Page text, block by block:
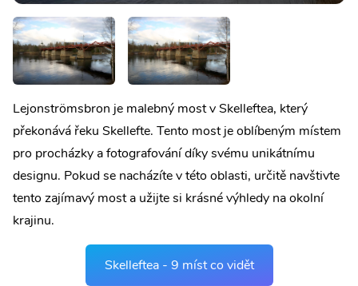
Lejonströmsbron je malebný most v Skelleftea, který
překonává řeku Skellefte. Tento most je oblíbeným místem
pro procházky a fotografování díky svému unikátnímu
designu. Pokud se nacházíte v této oblasti, určitě navštivte
tento zajímavý most a užijte si krásné výhledy na okolní
krajinu.
Skelleftea - 9 míst co vidět